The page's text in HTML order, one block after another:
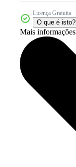
Licença Gratuita
O que é isto?
Mais informações